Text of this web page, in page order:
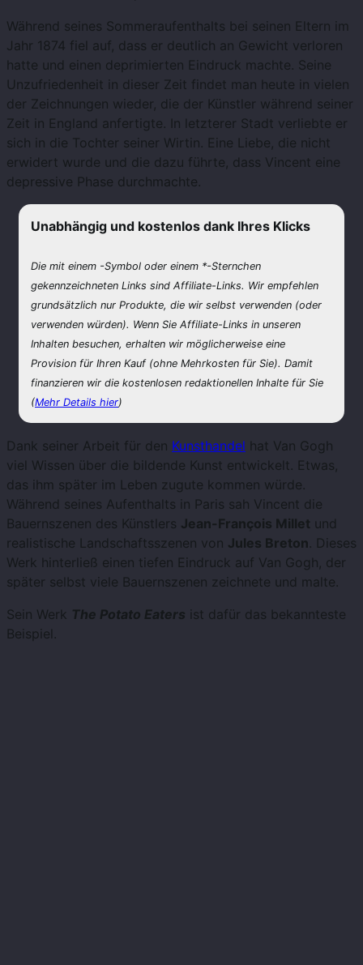
Während seines Sommeraufenthalts bei seinen Eltern im
Jahr 1874 fiel auf, dass er deutlich an Gewicht verloren
hatte und einen deprimierten Eindruck machte. Seine
Unzufriedenheit in dieser Zeit findet man heute in vielen
der Zeichnungen wieder, die der Künstler während seiner
Zeit in England anfertigte. In letzterer Stadt verliebte er
sich in die Tochter seiner Wirtin. Eine Liebe, die nicht
erwidert wurde und die dazu führte, dass Vincent eine
depressive Phase durchmachte.
Unabhängig und kostenlos dank Ihres Klicks
Die mit einem -Symbol oder einem *-Sternchen
gekennzeichneten Links sind Affiliate-Links. Wir empfehlen
grundsätzlich nur Produkte, die wir selbst verwenden (oder
verwenden würden). Wenn Sie Affiliate-Links in unseren
Inhalten besuchen, erhalten wir möglicherweise eine
Provision für Ihren Kauf (ohne Mehrkosten für Sie). Damit
finanzieren wir die kostenlosen redaktionellen Inhalte für Sie
(Mehr Details hier)
Dank seiner Arbeit für den Kunsthandel hat Van Gogh
viel Wissen über die bildende Kunst entwickelt. Etwas,
das ihm später im Leben zugute kommen würde.
Während seines Aufenthalts in Paris sah Vincent die
Bauernszenen des Künstlers Jean-François Millet und
realistische Landschaftsszenen von Jules Breton. Dieses
Werk hinterließ einen tiefen Eindruck auf Van Gogh, der
später selbst viele Bauernszenen zeichnete und malte.
Sein Werk The Potato Eaters ist dafür das bekannteste
Beispiel.